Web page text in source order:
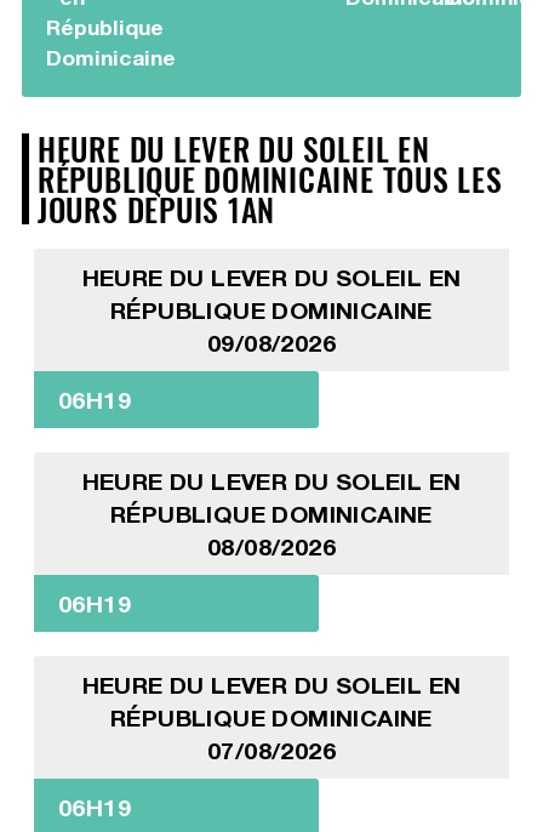
République
Dominicaine
HEURE DU LEVER DU SOLEIL EN
RÉPUBLIQUE DOMINICAINE TOUS LES
JOURS DEPUIS 1AN
HEURE DU LEVER DU SOLEIL EN
RÉPUBLIQUE DOMINICAINE
09/08/2026
06H19
HEURE DU LEVER DU SOLEIL EN
RÉPUBLIQUE DOMINICAINE
08/08/2026
06H19
HEURE DU LEVER DU SOLEIL EN
RÉPUBLIQUE DOMINICAINE
07/08/2026
06H19